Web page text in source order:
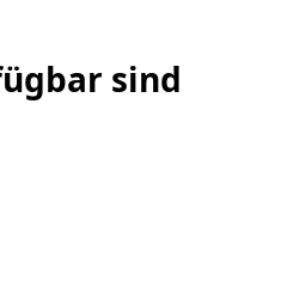
sind